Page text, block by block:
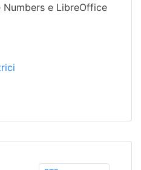
Numbers e LibreOffice